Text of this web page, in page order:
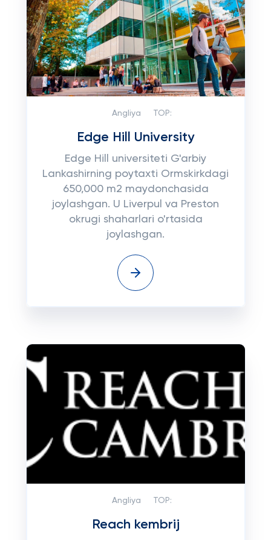
Angliya TOP:
Edge Hill University
Edge Hill universiteti G'arbiy
Lankashirning poytaxti Ormskirkdagi
650,000 m2 maydonchasida
joylashgan. U Liverpul va Preston
okrugi shaharlari o'rtasida
joylashgan.
Angliya TOP:
Reach kembrij